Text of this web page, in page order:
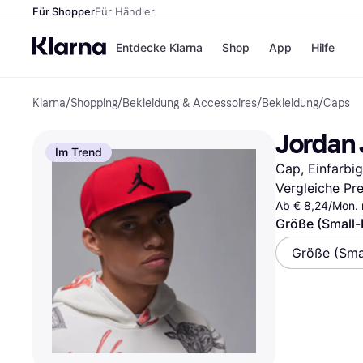
Für ShopperFür Händler
Entdecke Klarna
Zahlungsmethoden
Sofort bezahlen
Bezahle in 3
Teilzahlungen
Bezahle in bis zu 30
Ratenzahlung
Shop
Shops
H&M
Temu
Alle Shops
App Hilfe
Klarna/Shopping/Bekleidung & Accessoires/Bekleidung/Caps
Im Trend Jordan
Cap,
Vergleiche
Ab € 8,24/Mon.
Größe
Größe